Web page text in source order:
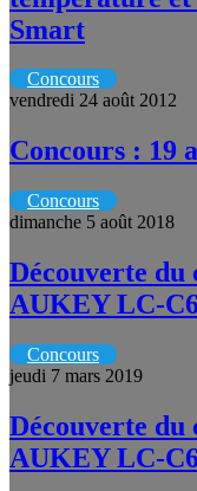
Smart
Concours
vendredi 24 août 2012
Concours : 19
Concours
dimanche 5 août 2018
Découverte du
AUKEY LC-
Concours
jeudi 7 mars 2019
Découverte du
AUKEY LC-